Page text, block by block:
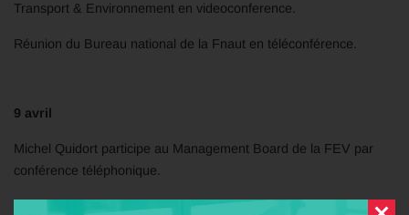
Transport & Environnement en videoconference.
Réunion du Bureau national de la Fnaut en téléconférence.
9 avril
Michel Quidort participe au Management Board de la FEV par
conférence téléphonique.